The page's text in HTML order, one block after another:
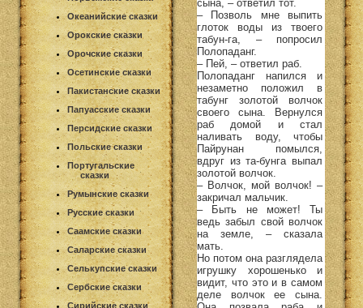
Океанийские сказки
Орокские сказки
Орочские сказки
Осетинские сказки
Пакистанские сказки
Папуасские сказки
Персидские сказки
Польские сказки
Португальские
сказки
Румынские сказки
Русские сказки
Саамские сказки
Саларские сказки
Селькупские сказки
Сербские сказки
Сирийские сказки
сына, – ответил тот.
– Позволь мне выпить
глоток воды из твоего
табун-га, – попросил
Полопаданг.
– Пей, – ответил раб.
Полопаданг напился и
незаметно положил в
табунг золотой волчок
своего сына. Вернулся
раб домой и стал
наливать воду, чтобы
Пайрунан помылся,
вдруг из та-бунга выпал
золотой волчок.
– Волчок, мой волчок! –
закричал мальчик.
– Быть не может! Ты
ведь забыл свой волчок
на земле, – сказала
мать.
Но потом она разглядела
игрушку хорошенько и
видит, что это и в самом
деле волчок ее сына.